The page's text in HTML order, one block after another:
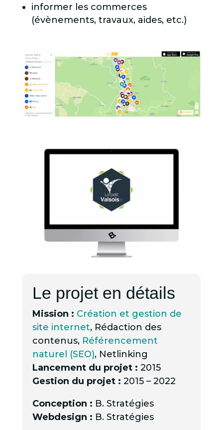
informer les commerces
(évènements, travaux, aides, etc.)
Le projet en détails
Mission : Création et gestion de
site internet, Rédaction des
contenus, Référencement
naturel (SEO), Netlinking
Lancement du projet : 2015
Gestion du projet : 2015 – 2022
Conception : B. Stratégies
Webdesign : B. Stratégies